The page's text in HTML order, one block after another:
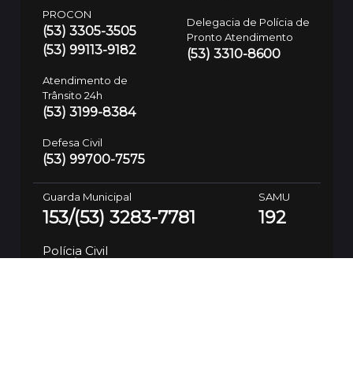
PROCON
(53) 3305-3505
(53) 99113-9182
Atendimento de
Trânsito 24h
(53) 3199-8384
Defesa Civil
(53) 99700-7575
Delegacia de Polícia de
Pronto Atendimento
(53) 3310-8600
Guarda Municipal
153/(53) 3283-7781
SAMU
192
Polícia Civil